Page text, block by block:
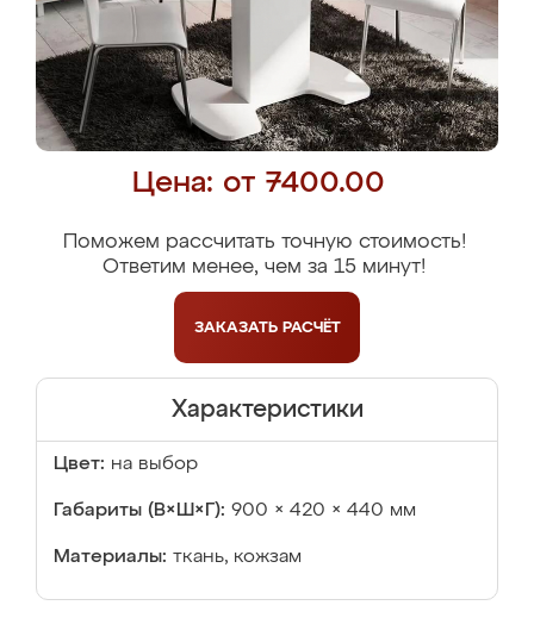
Цена: от 7400.00
Поможем рассчитать точную стоимость!
Ответим менее, чем за 15 минут!
ЗАКАЗАТЬ РАСЧЁТ
Характеристики
Цвет: на выбор
Габариты (В×Ш×Г): 900 × 420 × 440 мм
Материалы: ткань, кожзам